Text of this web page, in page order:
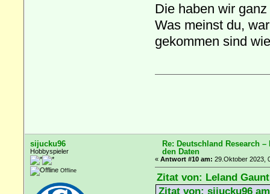
Die haben wir
Was meinst du,
gekommen sind
sijucku96
Hobbyspieler
Offline
Re: Deutschland Research –
den Daten
« Antwort #10 am: 29.Oktober 2023,
Zitat von: Leland
Zitat von: sijucku96